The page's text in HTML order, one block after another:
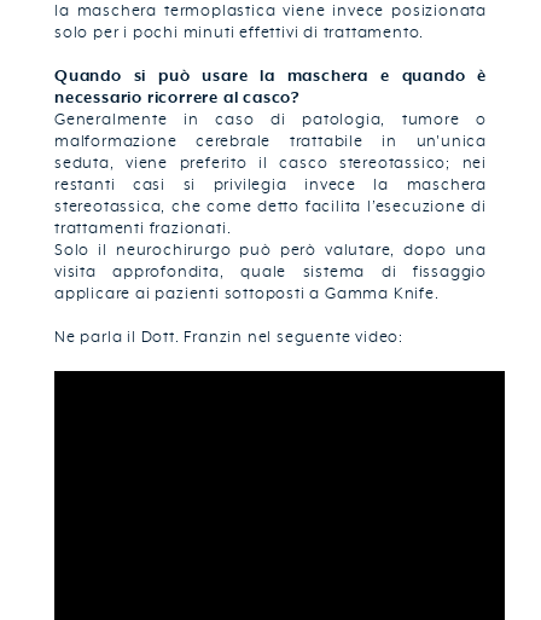
la maschera termoplastica viene invece posizionata
solo per i pochi minuti effettivi di trattamento.
Quando si può usare la maschera e quando è
necessario ricorrere al casco?
Generalmente in caso di patologia, tumore o
malformazione cerebrale trattabile in un'unica
seduta, viene preferito il casco stereotassico; nei
restanti casi si privilegia invece la maschera
stereotassica, che come detto facilita l’esecuzione di
trattamenti frazionati.
Solo il neurochirurgo può però valutare, dopo una
visita approfondita, quale sistema di fissaggio
applicare ai pazienti sottoposti a Gamma Knife.
Ne parla il Dott. Franzin nel seguente video: